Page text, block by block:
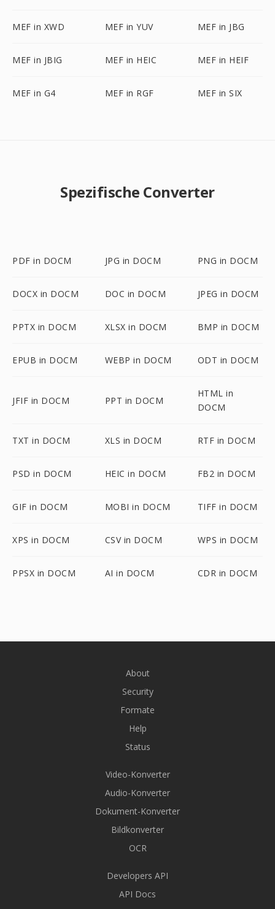
MEF in XWD MEF in YUV MEF in JBG
MEF in JBIG MEF in HEIC MEF in HEIF
MEF in G4 MEF in RGF MEF in SIX
Spezifische Converter
PDF in DOCM JPG in DOCM PNG in DOCM
DOCX in DOCM DOC in DOCM JPEG in DOCM
PPTX in DOCM XLSX in DOCM BMP in DOCM
EPUB in DOCM WEBP in DOCM ODT in DOCM
JFIF in DOCM PPT in DOCM
HTML in
DOCM
TXT in DOCM XLS in DOCM RTF in DOCM
PSD in DOCM HEIC in DOCM FB2 in DOCM
GIF in DOCM MOBI in DOCM TIFF in DOCM
XPS in DOCM CSV in DOCM WPS in DOCM
PPSX in DOCM AI in DOCM CDR in DOCM
About
Security
Formate
Help
Status
Video-Konverter
Audio-Konverter
Dokument-Konverter
Bildkonverter
OCR
Developers API
API Docs